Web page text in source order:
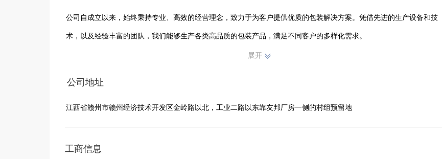
公司自成立以来，始终秉持专业、高效的经营理念，致力于为客户提供优质的包装解决方案。凭借先进的生产设备和技
术，以及经验丰富的团队，我们能够生产各类高品质的包装产品，满足不同客户的多样化需求。
继续努力，不断提升自身实力，为客户提供更优质的产品和服务，以更好地适应市场的发展和变化，在包装领域持续发展
展开
公司地址
江西省赣州市赣州经济技术开发区金岭路以北，工业二路以东靠友邦厂房一侧的村组预留地
工商信息